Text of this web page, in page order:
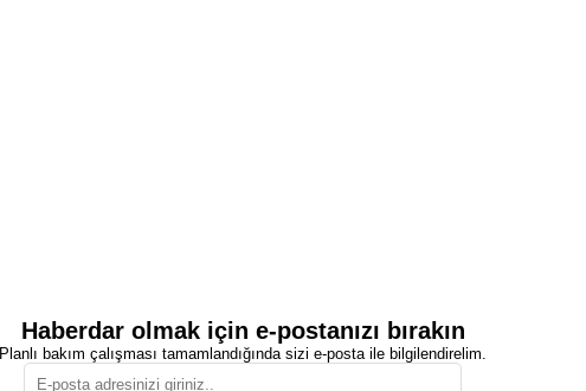
Haberdar olmak için e-postanızı bırakın
Planlı bakım çalışması tamamlandığında sizi e-posta ile bilgilendirelim.